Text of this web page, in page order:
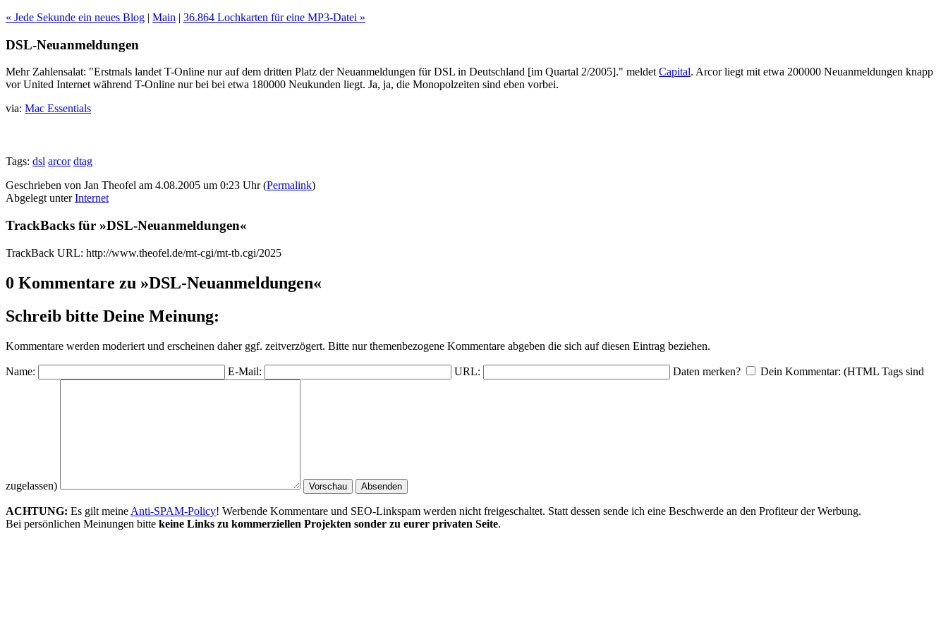
« Jede Sekunde ein neues Blog | Main | 36.864 Lochkarten für eine MP3-Datei »
DSL-Neuanmeldungen
Mehr Zahlensalat: "Erstmals landet T-Online nur auf dem dritten Platz der Neuanmeldungen für DSL in Deutschland [im Quartal 2/2005]." meldetCapital. Arcor liegt mit etwa 200000 Neuanmeldungen knapp
vor United Internet während T-Online nur bei bei etwa 180000 Neukunden liegt. Ja, ja, die Monopolzeiten sind eben vorbei.
via: Mac Essentials
Tags: dsl arcor dtag
Geschrieben von Jan Theofel am 4.08.2005 um 0:23 Uhr (Permalink)
Abgelegt unterInternet
TrackBacks für »DSL-Neuanmeldungen«
TrackBack URL: http://www.theofel.de/mt-cgi/mt-tb.cgi/2025
0 Kommentare zu »DSL-Neuanmeldungen«
Schreib bitte Deine Meinung:
Kommentare werden moderiert und erscheinen daher ggf. zeitverzögert. Bitte nur themenbezogene Kommentare abgeben die sich auf diesen Eintrag beziehen.
Name: E-Mail: URL: Daten merken? Dein Kommentar: (HTML Tags sind
zugelassen)
ACHTUNG: Es gilt meine Anti-SPAM-Policy! Werbende Kommentare und SEO-Linkspam werden nicht freigeschaltet. Statt dessen sende ich eine Beschwerde an den Profiteur der Werbung.
Bei persönlichen Meinungen bitte keine Links zu kommerziellen Projekten sonder zu eurer privaten Seite.